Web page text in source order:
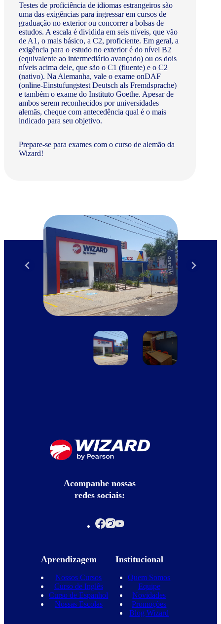
Testes de proficiência de idiomas estrangeiros são
uma das exigências para ingressar em cursos de
graduação no exterior ou concorrer a bolsas de
estudos. A escala é dividida em seis níveis, que vão
de A1, o mais básico, a C2, proficiente. Em geral, a
exigência para o estudo no exterior é do nível B2
(equivalente ao intermediário avançado) ou os dois
níveis acima dele, que são o C1 (fluente) e o C2
(nativo). Na Alemanha, vale o exame onDAF
(online-Einstufungstest Deutsch als Fremdsprache)
e também o exame do Instituto Goethe. Apesar de
ambos serem reconhecidos por universidades
alemãs, cheque com antecedência qual é o mais
indicado para seu objetivo.
Prepare-se para exames com o curso de alemão da
Wizard!
Acompanhe nossas
redes sociais:
Aprendizagem
Nossos Cursos
Curso de Inglês
Curso de Espanhol
Nossas Escolas
Institucional
Quem Somos
Equipe
Novidades
Promoções
Blog Wizard